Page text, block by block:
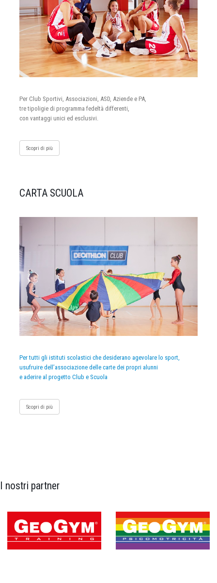
Per Club Sportivi, Associazioni, ASD, Aziende e PA,
tre tipoligie di programma fedeltà differenti,
con vantaggi unici ed esclusivi.
Scopri di più
CARTA SCUOLA
Per tutti gli istituti scolastici che desiderano agevolare lo sport,
usufruire dell’associazione delle carte dei propri alunni
e aderire al progetto Club e Scuola
Scopri di più
I nostri partner